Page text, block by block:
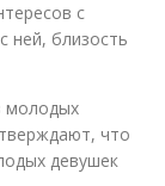
с
ней, близость
молодых
что
девушек